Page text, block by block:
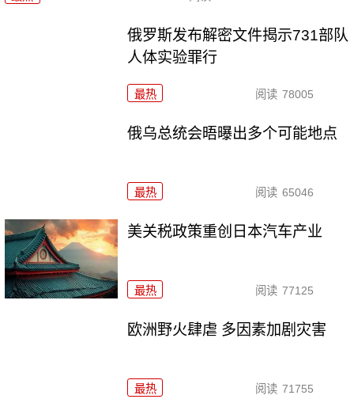
俄罗斯发布解密文件揭示731部队
人体实验罪行
最热 阅读 78005
俄乌总统会晤曝出多个可能地点
最热 阅读 65046
美关税政策重创日本汽车产业
最热 阅读 77125
欧洲野火肆虐 多因素加剧灾害
最热 阅读 71755